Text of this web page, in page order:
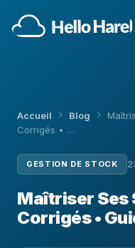
Accueil Blog
Corrigés • …
GESTION DE STOCK
Maîtriser Ses
Corrigés •